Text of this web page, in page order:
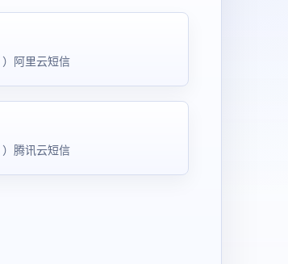
阿里云短信
腾讯云短信